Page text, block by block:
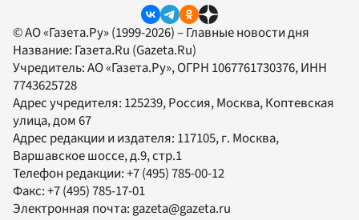
© АО «Газета.Ру» (1999-2026) – Главные новости дня
Название: Газета.Ru (Gazeta.Ru)
Учредитель:АО «Газета.Ру», ОГРН 1067761730376, ИНН
7743625728
Адрес учредителя: 125239, Россия, Москва, Коптевская
улица, дом 67
Адрес редакции и издателя: 117105, г. Москва,
Варшавское шоссе, д.9, стр.1
Телефон редакции:+7 (495) 785-00-12
Факс:+7 (495) 785-17-01
Электронная почта:gazeta@gazeta.ru